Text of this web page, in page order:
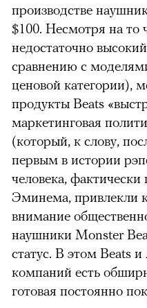
производстве
$100. Несмотря на то
недостаточно
сравнению с
ценовой категории),
продукты Beats
маркетинговая
(который, к слову,
первым в истории
человека,
Эминема, привлекли
внимание
наушники Monster
статус. В этом Beats
компаний есть
готовая постоянно